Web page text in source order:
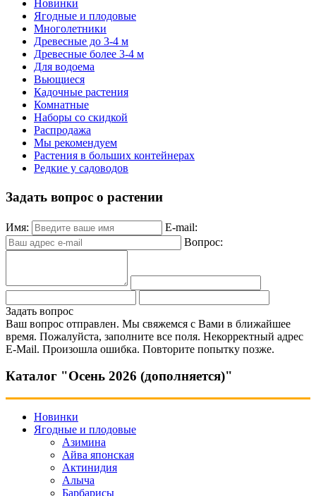
Новинки
Ягодные и плодовые
Многолетники
Древесные до 3-4 м
Древесные более 3-4 м
Для водоема
Вьющиеся
Кадочные растения
Комнатные
Наборы со скидкой
Распродажа
Мы рекомендуем
Растения в больших контейнерах
Редкие у садоводов
Задать вопрос о растении
Имя:
E-mail:
Вопрос:
Задать вопрос
Ваш вопрос отправлен. Мы свяжемся с Вами в ближайшее
время. Пожалуйста, заполните все поля. Некорректный адрес
E-Mail. Произошла ошибка. Повторите попытку позже.
Каталог "Осень 2026 (дополняется)"
Новинки
Ягодные и плодовые
Азимина
Айва японская
Актинидия
Алыча
Барбарисы